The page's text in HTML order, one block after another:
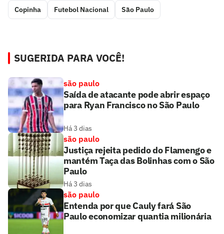
Copinha Futebol Nacional São Paulo
SUGERIDA PARA VOCÊ!
são paulo
Saída de atacante pode abrir espaço
para Ryan Francisco no São Paulo
Há 3 dias
são paulo
Justiça rejeita pedido do Flamengo e
mantém Taça das Bolinhas com o São
Paulo
Há 3 dias
são paulo
Entenda por que Cauly fará São
Paulo economizar quantia milionária